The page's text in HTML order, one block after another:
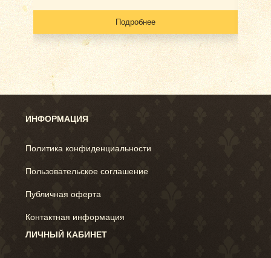
Подробнее
ИНФОРМАЦИЯ
Политика конфиденциальности
Пользовательское соглашение
Публичная оферта
Контактная информация
ЛИЧНЫЙ КАБИНЕТ